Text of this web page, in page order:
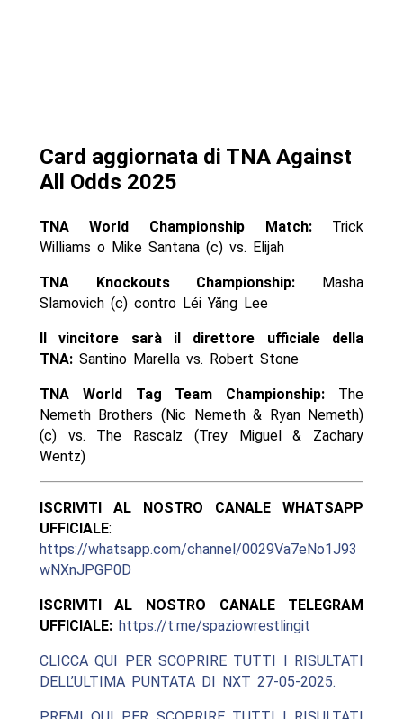
Card aggiornata di TNA Against
All Odds 2025
TNA World Championship Match:Trick
Williams o Mike Santana (c) vs. Elijah
TNA Knockouts Championship: Masha
Slamovich (c) contro Léi Yăng Lee
Il vincitore sarà il direttore ufficiale della
TNA:Santino Marella vs. Robert Stone
TNA World Tag Team Championship: The
Nemeth Brothers (Nic Nemeth & Ryan Nemeth)
(c) vs. The Rascalz (Trey Miguel & Zachary
Wentz)
ISCRIVITI AL NOSTRO CANALE WHATSAPP
UFFICIALE:
https://whatsapp.com/channel/0029Va7eNo1J93
wNXnJPGP0D
ISCRIVITI AL NOSTRO CANALE TELEGRAM
UFFICIALE: https://t.me/spaziowrestlingit
CLICCA QUI PER SCOPRIRE TUTTI I RISULTATI
DELL’ULTIMA PUNTATA DI NXT 27-05-2025.